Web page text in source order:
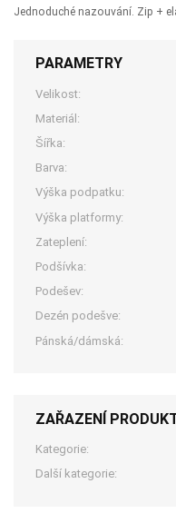
Jednoduché nazouvání. Zip +
PARAMETRY
Velikost:
Materiál:
Šířka:
Barva:
Výška podpatku:
Výška platformy:
Zateplení:
Podšívka:
Podešev:
Dezén podešve:
Pánská/dámská:
ZAŘAZENÍ
Kategorie:
Další kategorie: